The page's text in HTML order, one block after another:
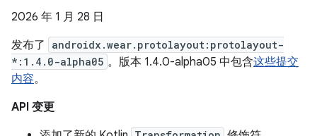
2026 年 1 月 28 日
发布了
androidx.wear.protolayout:protolayout-
*:1.4.0-alpha05 。版本 1.4.0-alpha05 中包含这些提交
内容。
API 变更